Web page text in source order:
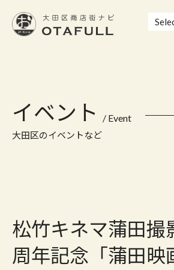
イベント / Event
大田区のイベントなど
松竹キネマ蒲田撮
周年記念「蒲田映